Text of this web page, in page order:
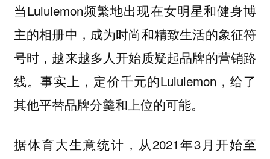
当Lululemon频繁地出现在女明星和健身博
主的相册中，成为时尚和精致生活的象征符
号时，越来越多人开始质疑起品牌的营销路
线。事实上，定价千元的Lululemon，给了
其他平替品牌分羹和上位的可能。
据体育大生意统计，从2021年3月开始至